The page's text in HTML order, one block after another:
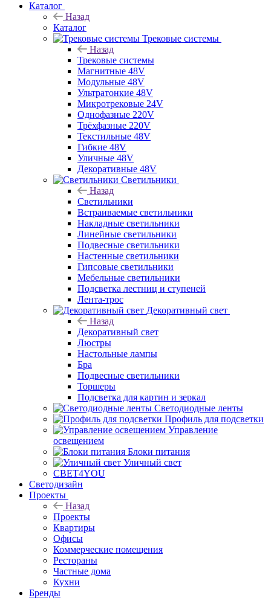
Каталог
Назад
Каталог
Трековые системы
Назад
Трековые системы
Магнитные 48V
Модульные 48V
Ультратонкие 48V
Микротрековые 24V
Однофазные 220V
Трёхфазные 220V
Текстильные 48V
Гибкие 48V
Уличные 48V
Декоративные 48V
Светильники
Назад
Светильники
Встраиваемые светильники
Накладные светильники
Линейные светильники
Подвесные светильники
Настенные светильники
Гипсовые светильники
Мебельные светильники
Подсветка лестниц и ступеней
Лента-трос
Декоративный свет
Назад
Декоративный свет
Люстры
Настольные лампы
Бра
Подвесные светильники
Торшеры
Подсветка для картин и зеркал
Светодиодные ленты
Профиль для подсветки
Управление
освещением
Блоки питания
Уличный свет
СВЕТ4YOU
Светодизайн
Проекты
Назад
Проекты
Квартиры
Офисы
Коммерческие помещения
Рестораны
Частные дома
Кухни
Бренды